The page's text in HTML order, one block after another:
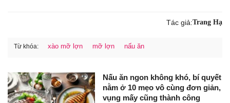
Tác giả:Trang Hạ
Từ khóa: xào mỡ lợn mỡ lợn nấu ăn
Nấu ăn ngon không khó, bí quyết
nằm ở 10 mẹo vô cùng đơn giản,
vụng mấy cũng thành công